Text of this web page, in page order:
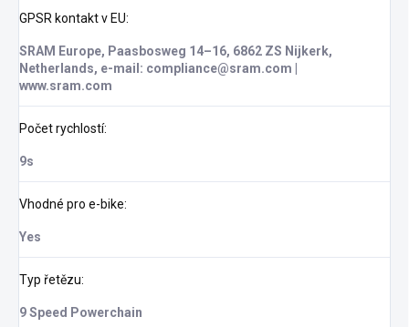
GPSR kontakt v EU:
SRAM Europe, Paasbosweg 14–16, 6862 ZS Nijkerk,
Netherlands, e-mail: compliance@sram.com |
www.sram.com
Počet rychlostí:
9s
Vhodné pro e-bike:
Yes
Typ řetězu:
9 Speed Powerchain